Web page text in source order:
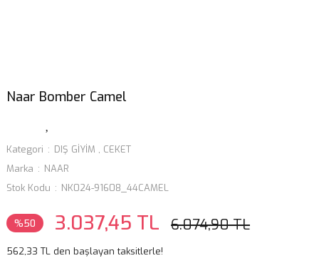
Naar Bomber Camel
Kategori DIŞ GİYİM , CEKET
Marka
NAAR
Stok Kodu
NK024-91608_44CAMEL
%50 3.037,45 TL 6.074,90 TL
562,33 TL den başlayan taksitlerle!